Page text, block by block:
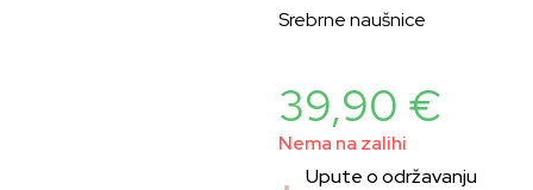
Srebrne naušnice
39,90 €
Nema na zalihi
Upute o održavanju